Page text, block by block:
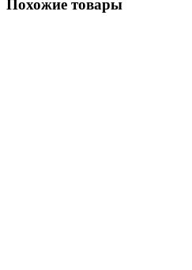
Похожие товары